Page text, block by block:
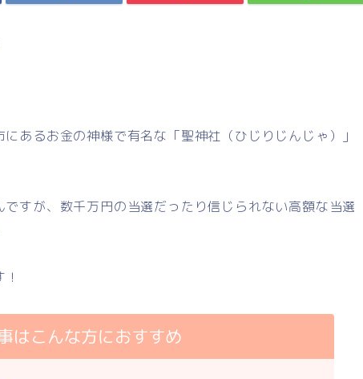
あるお金の神様で有名な「聖神社（ひじりじんじゃ）」
すが、数千万円の当選だったり信じられない高額な当選
はこんな方におすすめ